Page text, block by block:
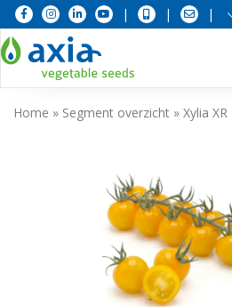
| | |
Home » Segment overzicht » Xylia XR